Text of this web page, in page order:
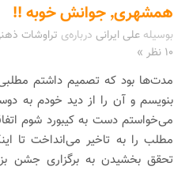
همشهری٬ جوانش خوبه !!
بوسیله علی ایرانی درباره‌ی تراوشات
۱۰ نظر »
مدت‌ها بود که تصمیم داشتم
بنویسم و آن را از دید خودم به
می‌خواستم دست به کیبورد شوم
مطلب را به تاخیر می‌انداخت تا
تحقق بخشیدن به برگزاری جشن